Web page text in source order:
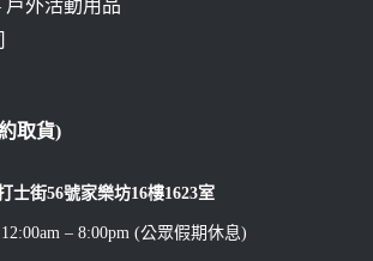
戶外活動用品
取貨)
士街56號家樂坊16樓1623室
– 8:00pm (公眾假期休息)